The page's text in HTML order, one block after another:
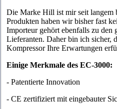
Die Marke Hill ist mir seit langem
Produkten haben wir bisher fast
Importeur gehört ebenfalls zu den
Lieferanten. Daher bin ich sicher,
Kompressor Ihre Erwartungen
Einige Merkmale des EC-3000:
- Patentierte Innovation
- CE zertifiziert mit eingebauter